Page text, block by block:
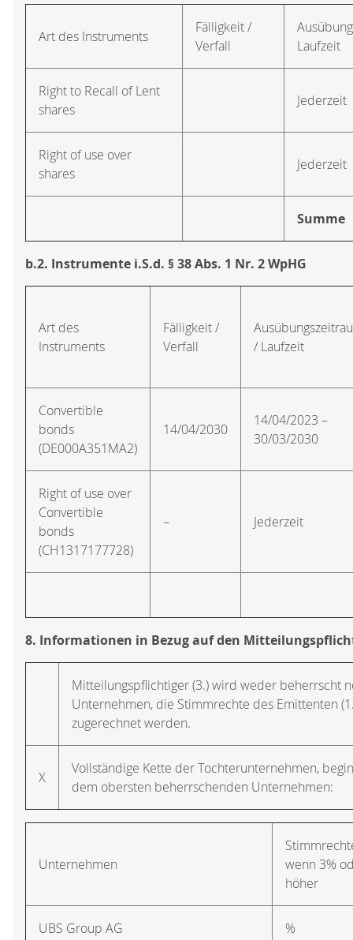
Art des Instruments
Fälligkeit /
Verfall
Laufzeit
Right to Recall of Lent
shares
Jederzeit
Right of use over
shares
Jederzeit
Summe
b.2. Instrumente i.S.d. § 38 Abs. 1 Nr. 2 WpHG
Art des
Instruments
Fälligkeit /
Verfall
/ Laufzeit
Convertible
bonds
(DE000A351MA2)
14/04/2030
14/04/2023 –
30/03/2030
Right of use over
Convertible
bonds
(CH1317177728)
– Jederzeit
8. Informationen in Bezug auf den
Mitteilungspflichtiger (3.) wird weder beherrscht
Unternehmen, die Stimmrechte des Emittenten
zugerechnet werden.
X
Vollständige Kette der Tochterunternehmen,
dem obersten beherrschenden Unternehmen:
Unternehmen
wenn 3%
höher
UBS Group AG %